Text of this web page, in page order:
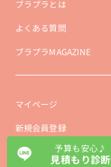
ブラプラとは
よくある質問
ブラプラMAGAZINE
マイページ
新規会員登録
会社概要
予算も安心♪
見積もり診断